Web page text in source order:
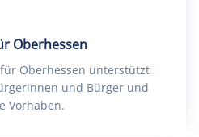
Oberhessen
Oberhessen unterstützt
und Bürger und
Vorhaben.